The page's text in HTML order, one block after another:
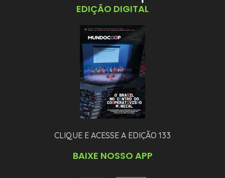
EDIÇÃO DIGITAL
CLIQUE E ACESSE A EDIÇÃO 133
BAIXE NOSSO APP